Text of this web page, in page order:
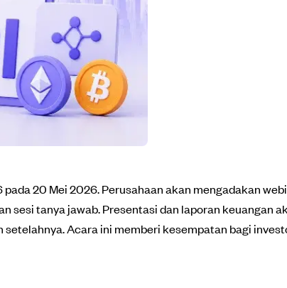
20 Mei 2026. Perusahaan akan mengadakan
tanya jawab. Presentasi dan laporan keuangan
Acara ini memberi kesempatan bagi